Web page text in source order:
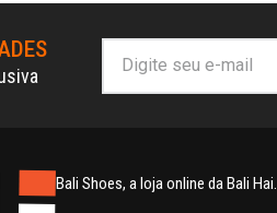
Bali Shoes, a loja online da Bali Hai.